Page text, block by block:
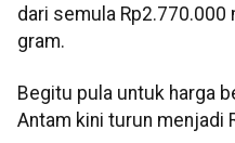
dari semula Rp2.770.000
gram.
‎Begitu pula untuk harga
Antam kini turun menjadi